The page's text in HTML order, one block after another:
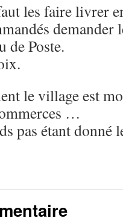
les faire livrer
demander
de Poste.
le village est
…
pas étant